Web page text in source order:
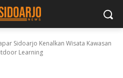
Sidoarjo Kenalkan Wisata Kawasan
Learning